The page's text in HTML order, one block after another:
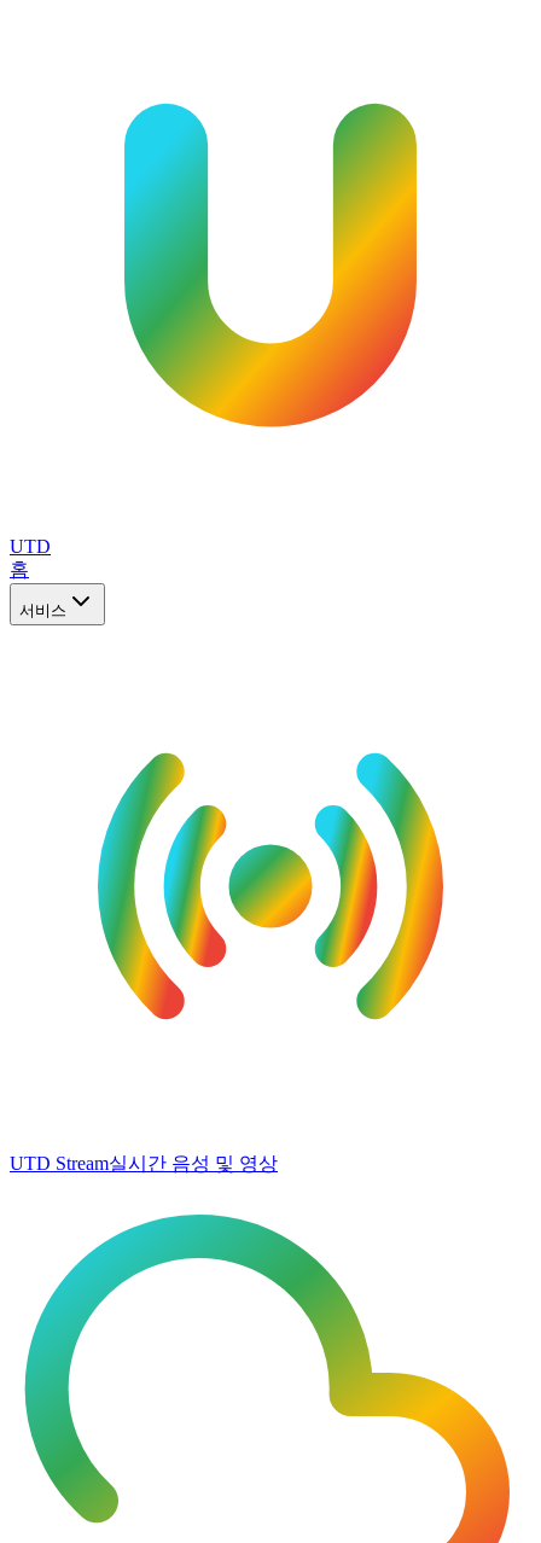
UTD
홈
서비스
UTD Stream실시간 음성 및 영상